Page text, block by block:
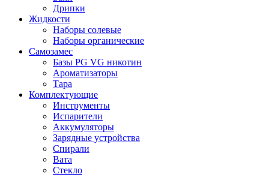
Дрипки
Жидкости
Наборы солевые
Наборы органические
Самозамес
Базы PG VG никотин
Ароматизаторы
Тара
Комплектующие
Инструменты
Испарители
Аккумуляторы
Зарядные устройства
Спирали
Вата
Стекло